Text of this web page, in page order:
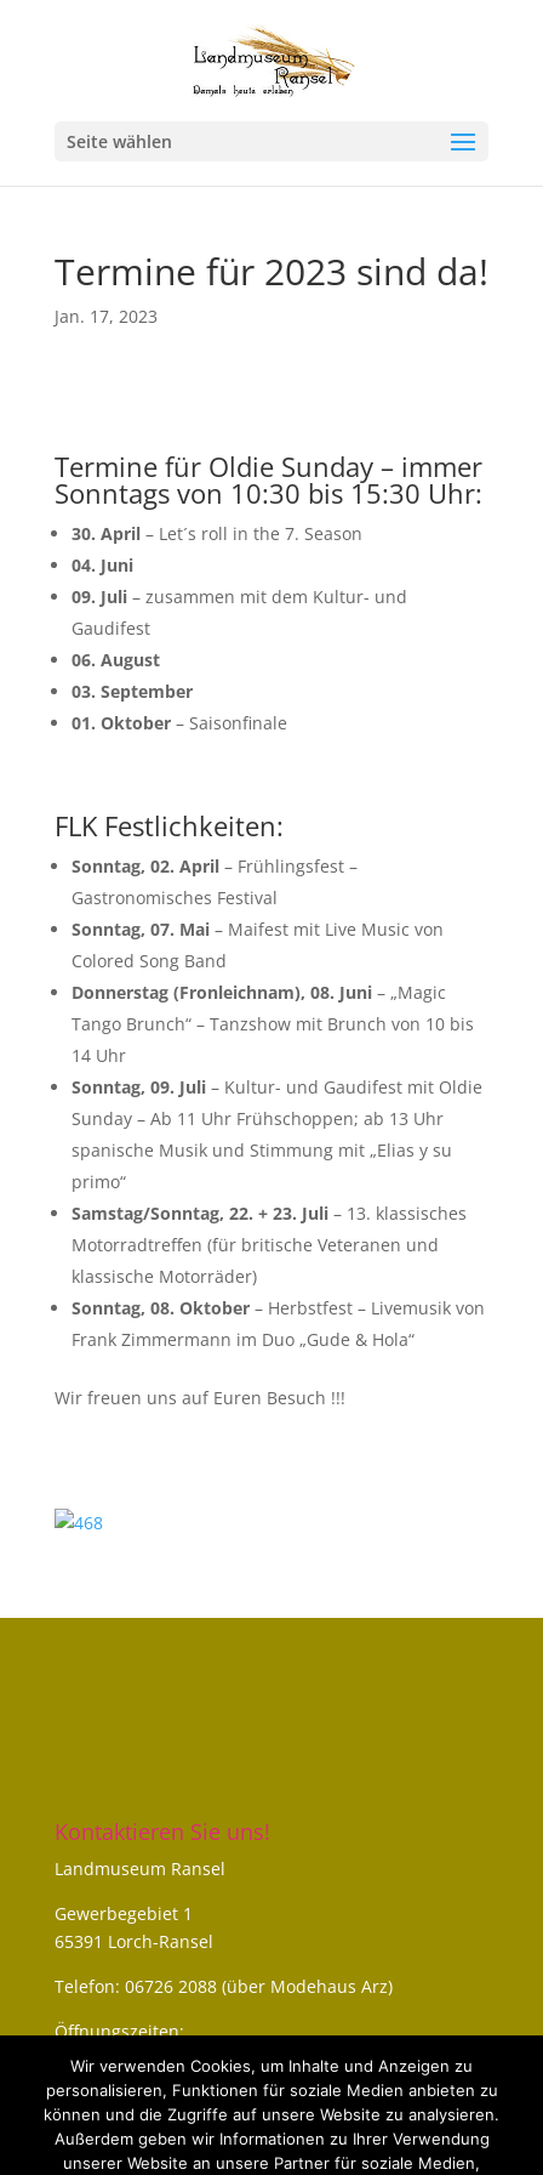
Seite wählen
Termine für 2023 sind da!
Jan. 17, 2023
Termine für Oldie Sunday – immer
Sonntags von 10:30 bis 15:30 Uhr:
30. April– Let´s roll in the 7. Season
04. Juni
09. Juli– zusammen mit dem Kultur- und
Gaudifest
06. August
03. September
01. Oktober– Saisonfinale
FLK Festlichkeiten:
Sonntag, 02. April– Frühlingsfest –
Gastronomisches Festival
Sonntag, 07. Mai– Maifest mit Live Music von
Colored Song Band
Donnerstag (Fronleichnam), 08. Juni– „Magic
Tango Brunch“ – Tanzshow mit Brunch von 10 bis
14 Uhr
Sonntag, 09. Juli– Kultur- und Gaudifest mit Oldie
Sunday – Ab 11 Uhr Frühschoppen; ab 13 Uhr
spanische Musik und Stimmung mit „Elias y su
primo“
Samstag/Sonntag, 22. + 23. Juli– 13. klassisches
Motorradtreffen (für britische Veteranen und
klassische Motorräder)
Sonntag, 08. Oktober– Herbstfest – Livemusik von
Frank Zimmermann im Duo „Gude & Hola“
Wir freuen uns auf Euren Besuch !!!
Kontaktieren Sie uns!
Landmuseum Ransel
Gewerbegebiet 1
65391 Lorch-Ransel
Telefon: 06726 2088 (über Modehaus Arz)
Öffnungszeiten:
An den Festtagen – Siehe Termine
Wir verwenden Cookies, um Inhalte und Anzeigen zu
personalisieren, Funktionen für soziale Medien anbieten zu
können und die Zugriffe auf unsere Website zu analysieren.
Außerdem geben wir Informationen zu Ihrer Verwendung
unserer Website an unsere Partner für soziale Medien,